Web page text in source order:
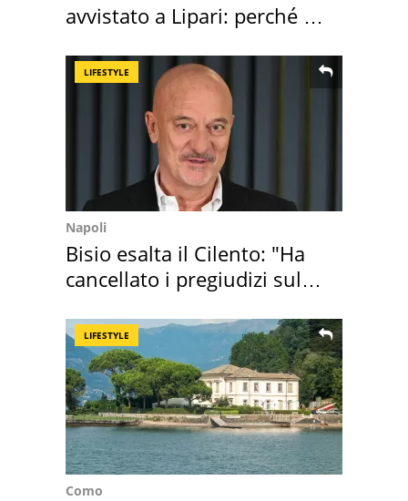
avvistato a Lipari: perché è
LIFESTYLE
Napoli
Bisio esalta il Cilento: "Ha
cancellato i pregiudizi sul
LIFESTYLE
Como